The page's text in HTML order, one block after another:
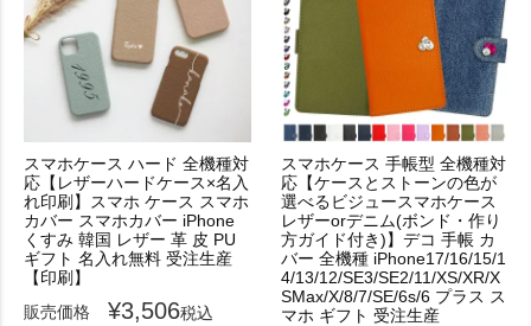
スマホケース ハード 全機種対
応【レザーハードケース×名入
れ印刷】スマホ ケース スマホ
カバー スマホカバー iPhone
くすみ 韓国 レザー 革 皮 PU
ギフト 名入れ無料 受注生産
【印刷】
販売価格
¥3,506税込
スマホケース 手帳型 全機種対
応【ケースとストーンの色が
選べるビジュースマホケース
レザーorデニム(ボンド・作り
方ガイド付き)】デコ 手帳 カ
バー 全機種 iPhone17/16/15/1
4/13/12/SE3/SE2/11/XS/XR/X
SMax/X/8/7/SE/6s/6 プラス ス
マホ ギフト 受注生産